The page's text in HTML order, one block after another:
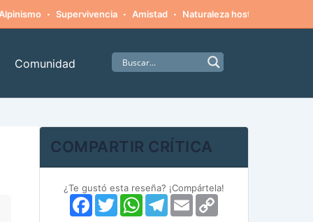
Alpinismo · Supervivencia · Amistad · Naturaleza hostil
Comunidad
COMPARTIR CRÍTICA
¿Te gustó esta reseña? ¡Compártela!
Facebook
TwitterWhatsApp
Telegram
Email